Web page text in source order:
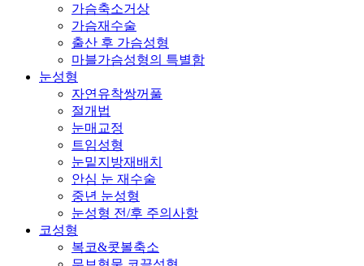
가슴축소거상
가슴재수술
출산 후 가슴성형
마블가슴성형의 특별함
눈성형
자연유착쌍꺼풀
절개법
눈매교정
트임성형
눈밑지방재배치
안심 눈 재수술
중년 눈성형
눈성형 전/후 주의사항
코성형
복코&콧볼축소